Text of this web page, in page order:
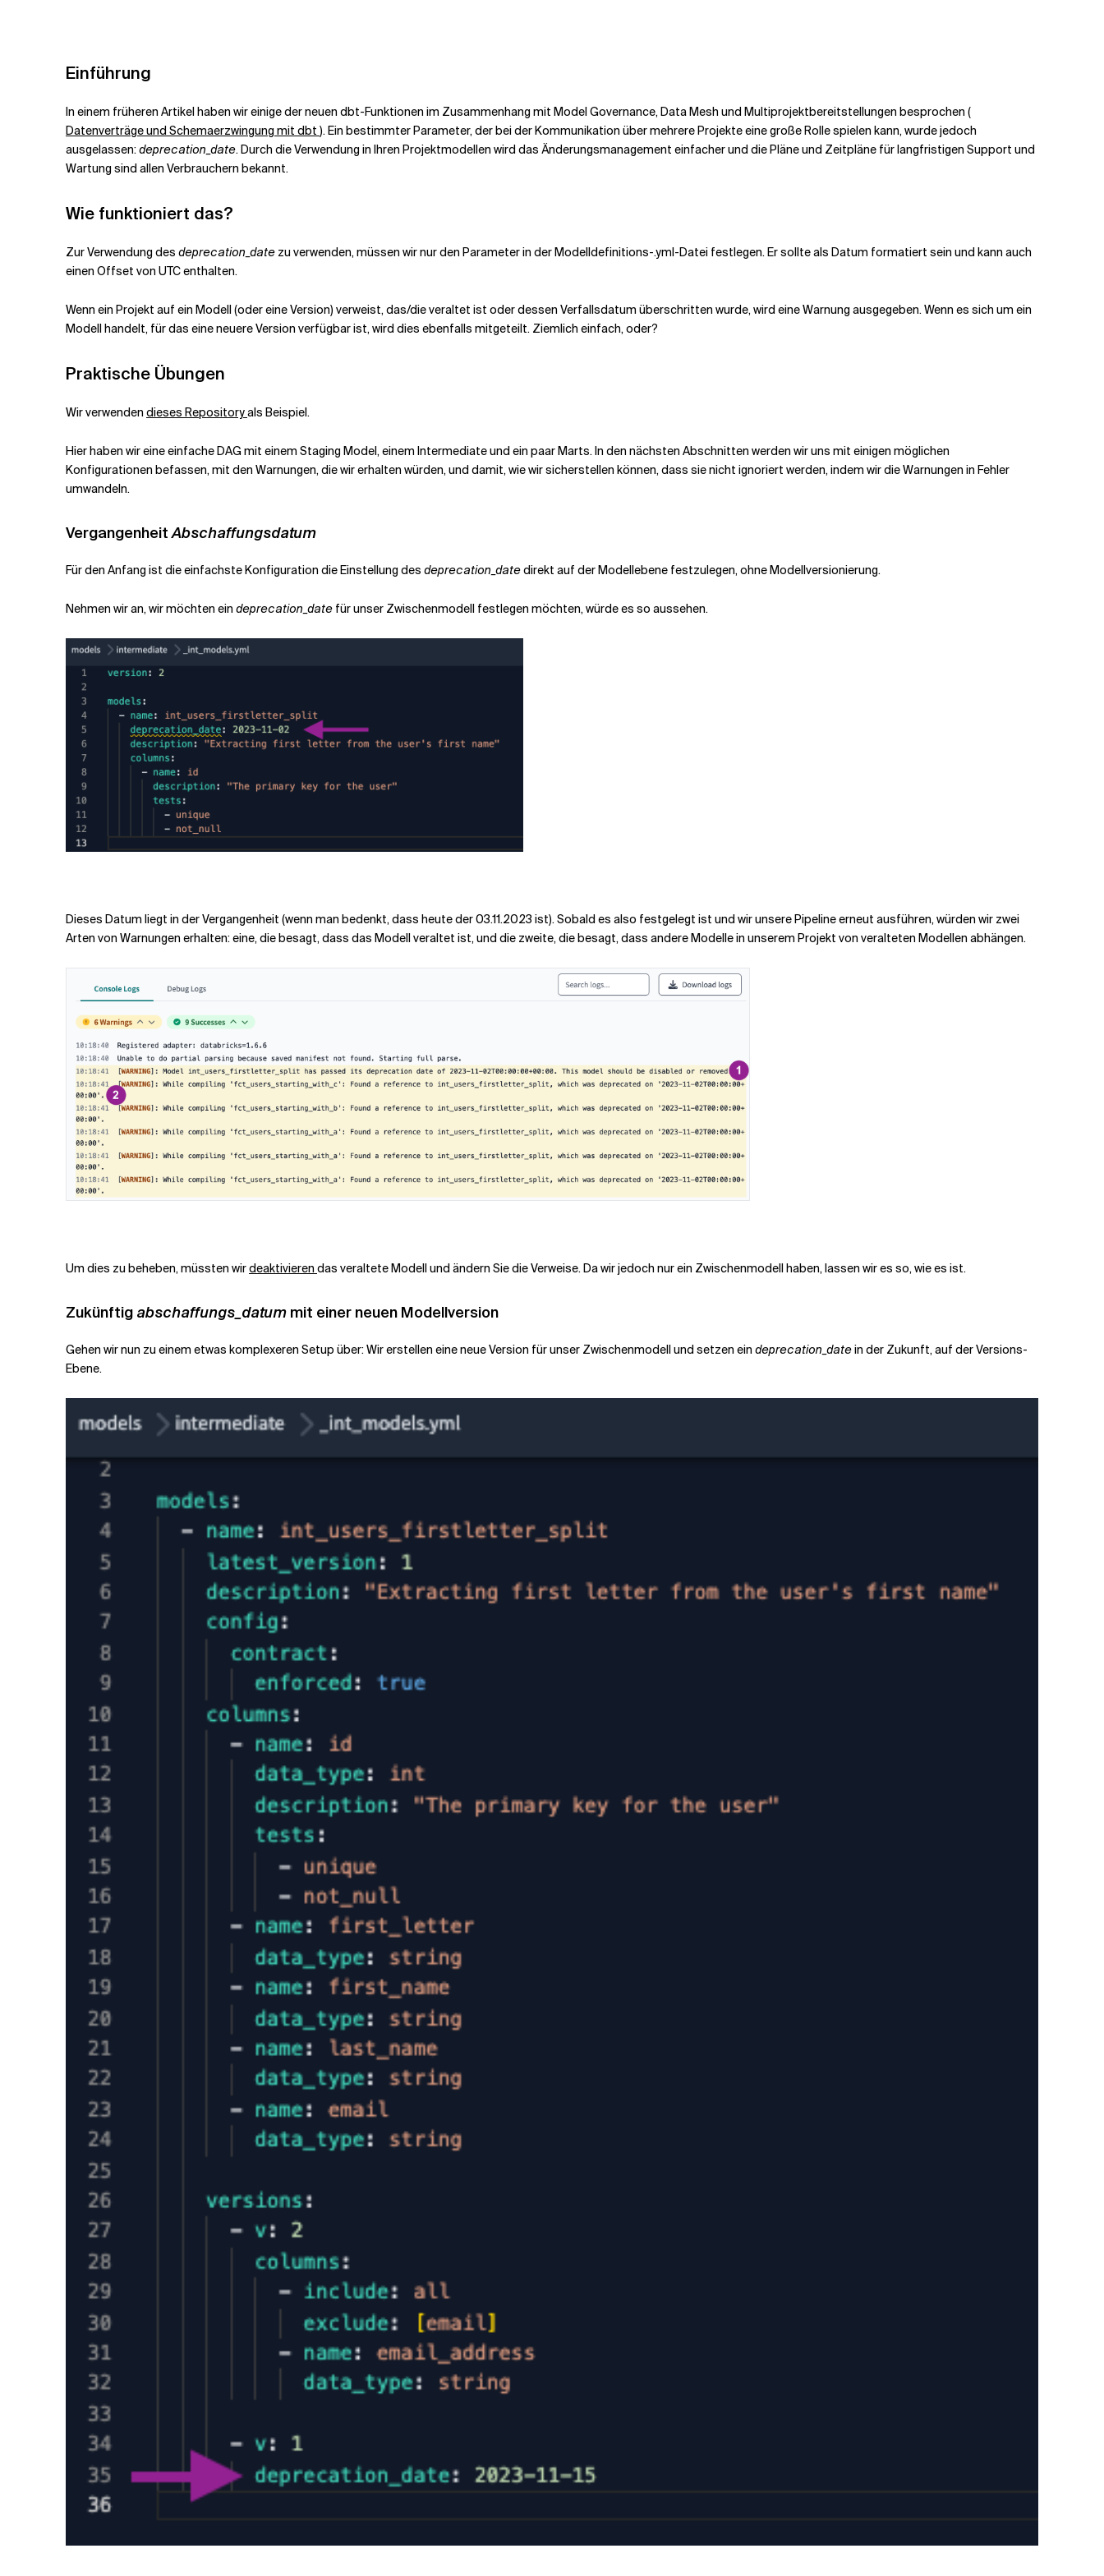
Einführung
In einem früheren Artikel haben wir einige der neuen dbt-Funktionen im Zusammenhang mit Model Governance, Data Mesh und Multiprojektbereitstellungen besprochen (
Datenverträge und Schemaerzwingung mit dbt ). Ein bestimmter Parameter, der bei der Kommunikation über mehrere Projekte eine große Rolle spielen kann, wurde jedoch
ausgelassen:deprecation_date. Durch die Verwendung in Ihren Projektmodellen wird das Änderungsmanagement einfacher und die Pläne und Zeitpläne für langfristigen Support und
Wartung sind allen Verbrauchern bekannt.
Wie funktioniert das?
Zur Verwendung des deprecation_date zu verwenden, müssen wir nur den Parameter in der Modelldefinitions-.yml-Datei festlegen. Er sollte als Datum formatiert sein und kann auch
einen Offset von UTC enthalten.
Wenn ein Projekt auf ein Modell (oder eine Version) verweist, das/die veraltet ist oder dessen Verfallsdatum überschritten wurde, wird eine Warnung ausgegeben. Wenn es sich um ein
Modell handelt, für das eine neuere Version verfügbar ist, wird dies ebenfalls mitgeteilt. Ziemlich einfach, oder?
Praktische Übungen
Wir verwenden dieses Repositoryals Beispiel.
Hier haben wir eine einfache DAG mit einem Staging Model, einem Intermediate und ein paar Marts. In den nächsten Abschnitten werden wir uns mit einigen möglichen
Konfigurationen befassen, mit den Warnungen, die wir erhalten würden, und damit, wie wir sicherstellen können, dass sie nicht ignoriert werden, indem wir die Warnungen in Fehler
umwandeln.
VergangenheitAbschaffungsdatum
Für den Anfang ist die einfachste Konfiguration die Einstellung des deprecation_datedirekt auf der Modellebene festzulegen, ohne Modellversionierung.
Nehmen wir an, wir möchten ein deprecation_date für unser Zwischenmodell festlegen möchten, würde es so aussehen.
Dieses Datum liegt in der Vergangenheit (wenn man bedenkt, dass heute der 03.11.2023 ist). Sobald es also festgelegt ist und wir unsere Pipeline erneut ausführen, würden wir zwei
Arten von Warnungen erhalten: eine, die besagt, dass das Modell veraltet ist, und die zweite, die besagt, dass andere Modelle in unserem Projekt von veralteten Modellen abhängen.
Um dies zu beheben, müssten wirdeaktivieren das veraltete Modell und ändern Sie die Verweise. Da wir jedoch nur ein Zwischenmodell haben, lassen wir es so, wie es ist.
Zukünftig abschaffungs_datum mit einer neuen Modellversion
Gehen wir nun zu einem etwas komplexeren Setup über: Wir erstellen eine neue Version für unser Zwischenmodell und setzen ein deprecation_datein der Zukunft, auf der Versions-
Ebene.